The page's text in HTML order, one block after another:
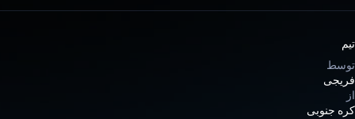
تیم
توسط
فریجی
از
کره جنوبی